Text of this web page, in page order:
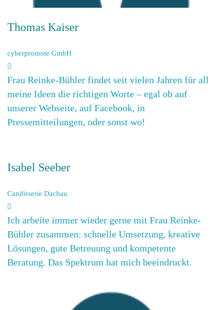
Thomas Kaiser
cyberpromote GmbH
Frau Reinke-Bühler findet seit vielen Jahren für all
meine Ideen die richtigen Worte – egal ob auf
unserer Webseite, auf Facebook, in
Pressemitteilungen, oder sonst wo!
Isabel Seeber
Candisserie Dachau
Ich arbeite immer wieder gerne mit Frau Reinke-
Bühler zusammen: schnelle Umsetzung, kreative
Lösungen, gute Betreuung und kompetente
Beratung. Das Spektrum hat mich beeindruckt.